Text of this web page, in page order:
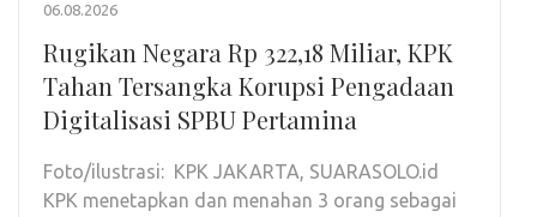
06.08.2026
Rugikan Negara Rp 322,18 Miliar, KPK
Tahan Tersangka Korupsi Pengadaan
Digitalisasi SPBU Pertamina
Foto/ilustrasi: KPK JAKARTA, SUARASOLO.id
KPK menetapkan dan menahan 3 orang sebagai